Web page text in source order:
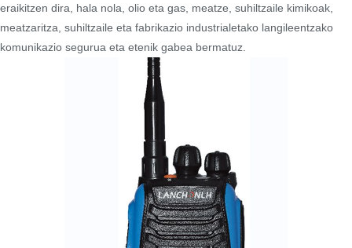
eraikitzen dira, hala nola, olio eta gas, meatze, suhiltzaile kimikoak,
meatzaritza, suhiltzaile eta fabrikazio industrialetako langileentzako
komunikazio segurua eta etenik gabea bermatuz.